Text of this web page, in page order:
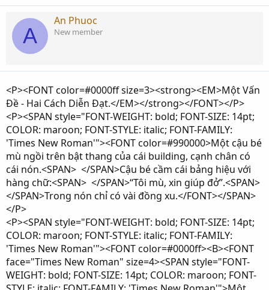
A
An Phuoc
New member
<P><FONT color=#0000ff size=3><strong><EM>Một Vấn
Đề - Hai Cách Diễn Đạt.</EM></strong></FONT></P>
<P><SPAN style="FONT-WEIGHT: bold; FONT-SIZE: 14pt;
COLOR: maroon; FONT-STYLE: italic; FONT-FAMILY:
'Times New Roman'"><FONT color=#990000>Một cậu bé
mù ngồi trên bật thang của cái building, cạnh chân có
cái nón.<SPAN> </SPAN>Cậu bé cầm cái bảng hiệu với
hàng chữ:<SPAN> </SPAN>“Tôi mù, xin giúp đở”.<SPAN>
</SPAN>Trong nón chỉ có vài đồng xu.</FONT></SPAN>
</P>
<P><SPAN style="FONT-WEIGHT: bold; FONT-SIZE: 14pt;
COLOR: maroon; FONT-STYLE: italic; FONT-FAMILY:
'Times New Roman'"><FONT color=#0000ff><B><FONT
face="Times New Roman" size=4><SPAN style="FONT-
WEIGHT: bold; FONT-SIZE: 14pt; COLOR: maroon; FONT-